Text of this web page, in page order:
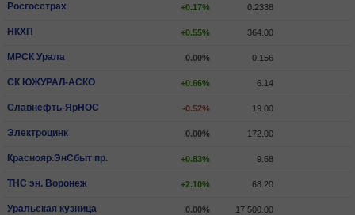
Росгосстрах +0.17% 0.2338
НКХП +0.55% 364.00
МРСК Урала 0.00% 0.156
СК ЮЖУРАЛ-АСКО +0.66% 6.14
Славнефть-ЯрНОС -0.52% 19.00
Электроцинк 0.00% 172.00
Краснояр.ЭнСбыт пр. +0.83% 9.68
ТНС эн. Воронеж +2.10% 68.20
Уральская кузница 0.00% 17 500.00